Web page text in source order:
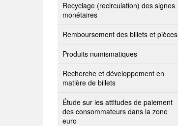
Recyclage (recirculation) des signes
monétaires
Remboursement des billets et pièces
Produits numismatiques
Recherche et développement en
matière de billets
Étude sur les attitudes de paiement
des consommateurs dans la zone
euro